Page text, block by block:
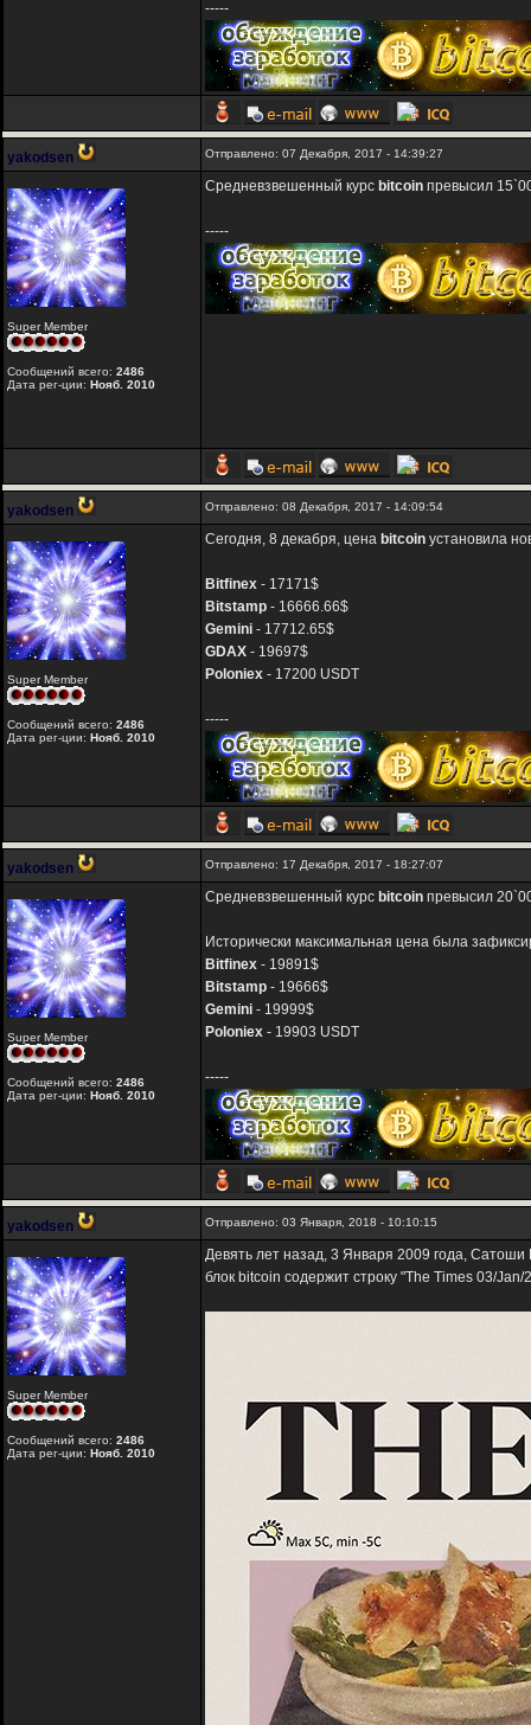
-----
yakodsen Отправлено: 07 Декабря, 2017 - 14:39:27
Super Member
Сообщений всего: 2486
Дата рег-ции: Нояб. 2010
Средневзвешенный курс bitcoin превысил
-----
yakodsen Отправлено: 08 Декабря, 2017 - 14:09:54
Super Member
Сообщений всего: 2486
Дата рег-ции: Нояб. 2010
Сегодня, 8 декабря, цена bitcoin установила
Bitfinex - 17171$
Bitstamp - 16666.66$
Gemini - 17712.65$
GDAX - 19697$
Poloniex - 17200 USDT
-----
yakodsen Отправлено: 17 Декабря, 2017 - 18:27:07
Super Member
Сообщений всего: 2486
Дата рег-ции: Нояб. 2010
Средневзвешенный курс bitcoin превысил
Исторически максимальная цена была
Bitfinex - 19891$
Bitstamp - 19666$
Gemini - 19999$
Poloniex - 19903 USDT
-----
yakodsen Отправлено: 03 Января, 2018 - 10:10:15
Super Member
Сообщений всего: 2486
Дата рег-ции: Нояб. 2010
Девять лет назад, 3 Января 2009 года, Сатоши
блок bitcoin содержит строку "The Times 03/